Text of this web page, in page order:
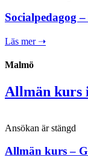
Socialpedagog
Läs mer ➝
Malmö
Allmän kurs
Ansökan är stängd
Allmän kurs –